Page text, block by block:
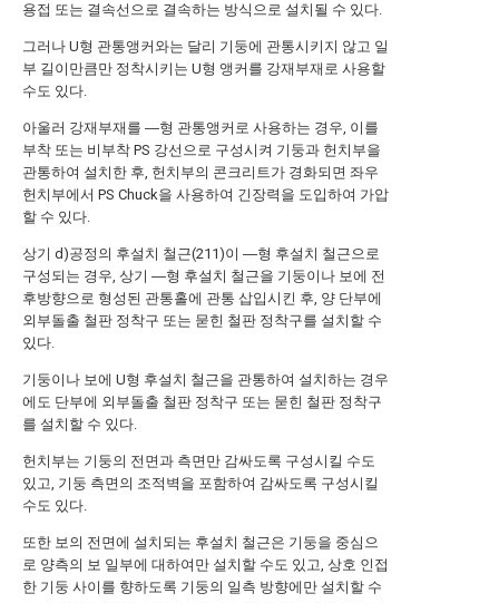
용접 또는 결속선으로 결속하는 방식으로 설치될 수 있다.
그러나 U형 관통앵커와는 달리 기둥에 관통시키지 않고 일
부 길이만큼만 정착시키는 U형 앵커를 강재부재로 사용할
수도 있다.
아울러 강재부재를 ―형 관통앵커로 사용하는 경우, 이를
부착 또는 비부착 PS 강선으로 구성시켜 기둥과 헌치부을
관통하여 설치한 후, 헌치부의 콘크리트가 경화되면 좌우
헌치부에서 PS Chuck을 사용하여 긴장력을 도입하여 가압
할 수 있다.
상기 d)공정의 후설치 철근(211)이 ―형 후설치 철근으로
구성되는 경우, 상기 ―형 후설치 철근을 기둥이나 보에 전
후방향으로 형성된 관통홀에 관통 삽입시킨 후, 양 단부에
외부돌출 철판 정착구 또는 묻힌 철판 정착구를 설치할 수
있다.
기둥이나 보에 U형 후설치 철근을 관통하여 설치하는 경우
에도 단부에 외부돌출 철판 정착구 또는 묻힌 철판 정착구
를 설치할 수 있다.
헌치부는 기둥의 전면과 측면만 감싸도록 구성시킬 수도
있고, 기둥 측면의 조적벽을 포함하여 감싸도록 구성시킬
수도 있다.
또한 보의 전면에 설치되는 후설치 철근은 기둥을 중심으
로 양측의 보 일부에 대하여만 설치할 수도 있고, 상호 인접
한 기둥 사이를 향하도록 기둥의 일측 방향에만 설치할 수